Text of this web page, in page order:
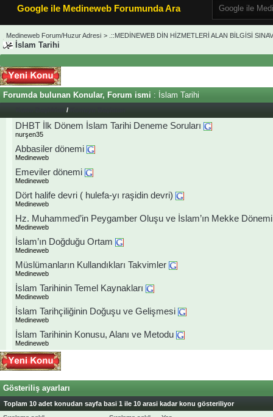
Google ile Medineweb Forumunda Ara
Medineweb Forum/Huzur Adresi > .::MEDİNEWEB DİN HİZMETLERİ ALAN BİLGİSİ
İslam Tarihi
Forumda bulunan Konular, Forum ismi : İslam Tarihi
/
DHBT İlk Dönem İslam Tarihi Deneme Soruları
nurşen35
Abbasiler dönemi
Medineweb
Emeviler dönemi
Medineweb
Dört halife devri ( hulefa-yı raşidin devri)
Medineweb
Hz. Muhammed’in Peygamber Oluşu ve İslam’ın Mekke Dönemi
Medineweb
İslam’ın Doğduğu Ortam
Medineweb
Müslümanların Kullandıkları Takvimler
Medineweb
İslam Tarihinin Temel Kaynakları
Medineweb
İslam Tarihçiliğinin Doğuşu ve Gelişmesi
Medineweb
İslam Tarihinin Konusu, Alanı ve Metodu
Medineweb
Gösteriliş ayarları
Toplam 10 adet konudan sayfa basi 1 ile 10 arasi kadar konu gösteriliyor